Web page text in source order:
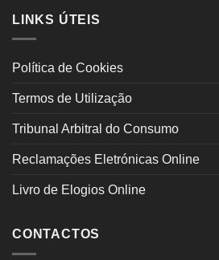
LINKS ÚTEIS
Política de Cookies
Termos de Utilização
Tribunal Arbitral do Consumo
Reclamações Eletrónicas Online
Livro de Elogios Online
CONTACTOS